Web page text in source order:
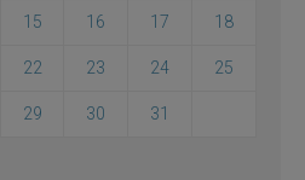
15 16 17 18
22 23 24 25
29 30 31